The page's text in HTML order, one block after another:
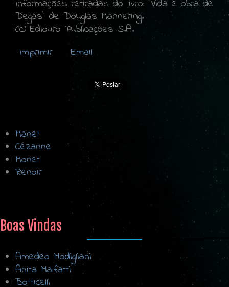
Informações retiradas do livro: "Vida e obra de
Degas" de Douglas Mannering.
(c) Ediouro Publicações S.A.
Imprimir
Email
Manet
Cézanne
Monet
Renoir
Boas Vindas
Amedeo Modigliani
Anita Malfatti
Botticelli